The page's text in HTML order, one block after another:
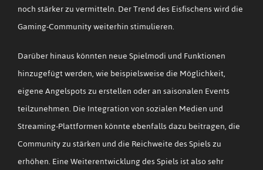
noch stärker zu vermitteln. Der Trend des Eisfischens wird die
Gaming-Community weiterhin stimulieren.
Darüber hinaus könnten neue Spielmodi und Funktionen
hinzugefügt werden, wie beispielsweise die Möglichkeit,
eigene Angelspots zu erstellen oder an saisonalen Events
teilzunehmen. Die Integration von sozialen Medien und
Streaming-Plattformen könnte ebenfalls dazu beitragen, die
Community zu stärken und die Reichweite des Spiels zu
erhöhen. Eine Weiterentwicklung des Spiels ist also sehr